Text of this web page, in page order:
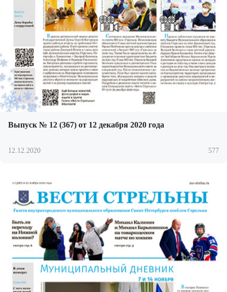
Выпуск № 12 (367) от 12 декабря 2020 года
12.12.2020 577